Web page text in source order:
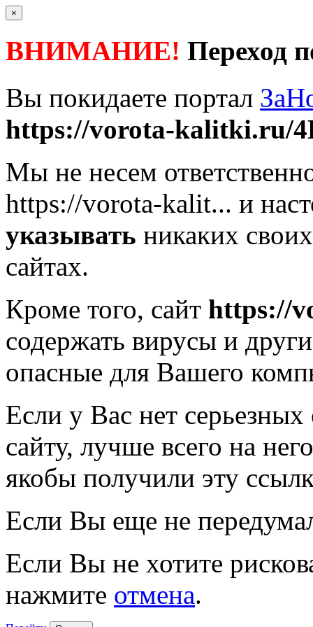
×
ВНИМАНИЕ! Переход
Вы покидаете портал
https://vorota-kalitki.ru/
Мы не несем
https://vorota-kalit... и
указывать никаких
сайтах.
Кроме того, сайт https://
содержать вирусы и
опасные для Вашего
Если у Вас нет
сайту, лучше всего на
якобы получили эту
Если Вы еще не
Если Вы не хотите
нажмите отмена.